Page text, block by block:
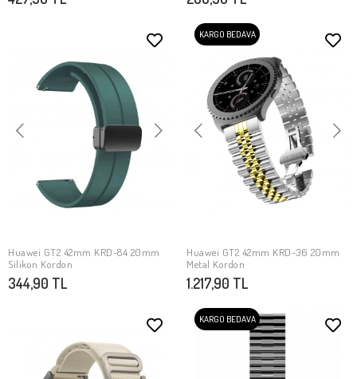
SEPETE EKLE
Huawei GT2 42mm KRD-84 20mm
Silikon Kordon
344,90 TL
KARGO BEDAVA
SEPETE EKLE
Huawei GT2 42mm KRD-36 20mm
Metal Kordon
1.217,90 TL
KARGO BEDAVA